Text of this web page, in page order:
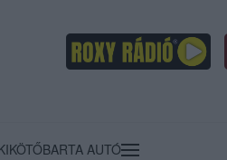
BARTA AUTÓ